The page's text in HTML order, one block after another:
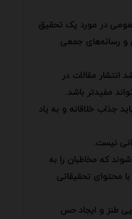
در مورد یک تحقیق
و رسانه‌های جمعی
مقالات در
مفیدتر باشد.
جذاب خلاقانه و به یاد
نیست.
که مخاطبان را به
محتوای تحقیقاتی
طنز و ایجاد حس